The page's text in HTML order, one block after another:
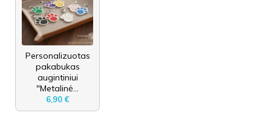
Personalizuotas
pakabukas
augintiniui
"Metalinė...
6,90 €